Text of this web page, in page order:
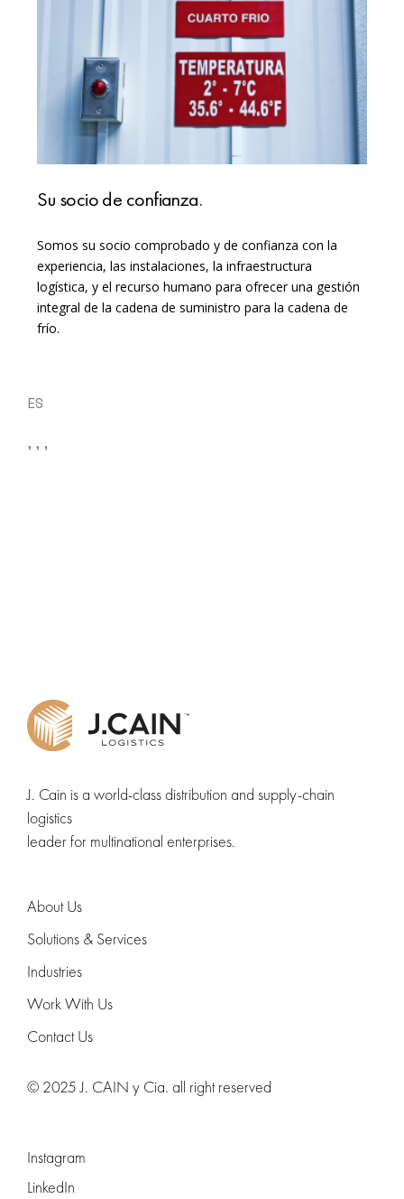
Su socio de confianza.
Somos su socio comprobado y de confianza con la
experiencia, las instalaciones, la infraestructura
logística, y el recurso humano para ofrecer una gestión
integral de la cadena de suministro para la cadena de
frío.
ES
J. Cain is a world-class distribution and supply-chain
logistics
leader for multinational enterprises.
About Us
Solutions & Services
Industries
Work With Us
Contact Us
© 2025 J. CAIN y Cia. all right reserved
Instagram
LinkedIn